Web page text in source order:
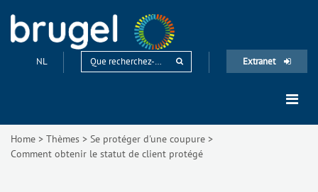
NL Extranet
Home > Thèmes > Se protéger d'une coupure >
Comment obtenir le statut de client protégé